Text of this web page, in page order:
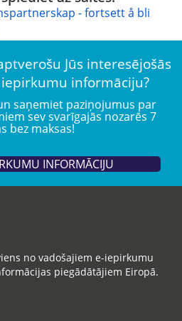
- fortsett å bli
Jūs interesējošās
informāciju?
saņemiet paziņojumus par
sev svarīgajās nozarēs 7
bez maksas!
INFORMĀCIJU
no vadošajiem e-iepirkumu
piegādātājiem Eiropā.